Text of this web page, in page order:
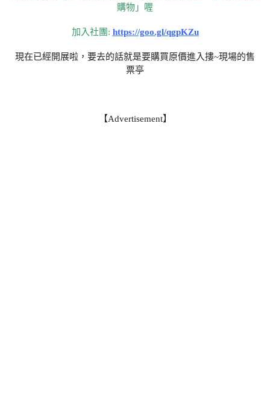
購物」喔
加入社團: https://goo.gl/qgpKZu
現在已經開展啦，要去的話就是要購買原價進入摟~現場的售
票亭
【Advertisement】